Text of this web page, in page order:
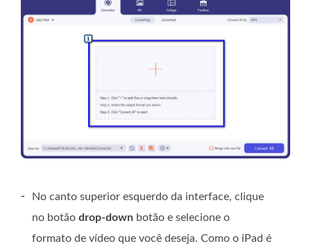
-
No canto superior esquerdo da interface, clique
no botão drop-down botão e selecione o
formato de vídeo que você deseja. Como o iPad é